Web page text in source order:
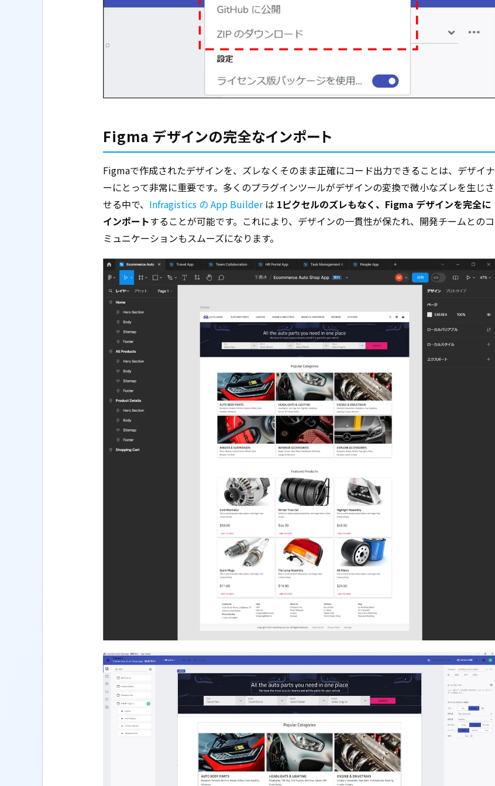
Figma デザインの完全なインポート
Figmaで作成されたデザインを、ズレなくそのまま正確にコード出力できることは、デザイナ
ーにとって非常に重要です。多くのプラグインツールがデザインの変換で微小なズレを生じさ
せる中で、 Infragistics の App Builderは 1ピクセルのズレもなく、Figma デザインを完全に
インポートすることが可能です。これにより、デザインの一貫性が保たれ、開発チームとのコ
ミュニケーションもスムーズになります。